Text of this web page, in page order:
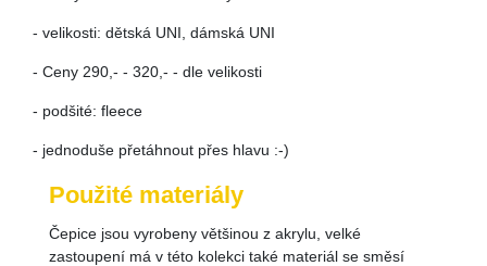
- velikosti: dětská UNI, dámská UNI
- Ceny 290,- - 320,- - dle velikosti
- podšité: fleece
- jednoduše přetáhnout přes hlavu :-)
Použité materiály
Čepice jsou vyrobeny většinou z akrylu, velké
zastoupení má v této kolekci také materiál se směsí